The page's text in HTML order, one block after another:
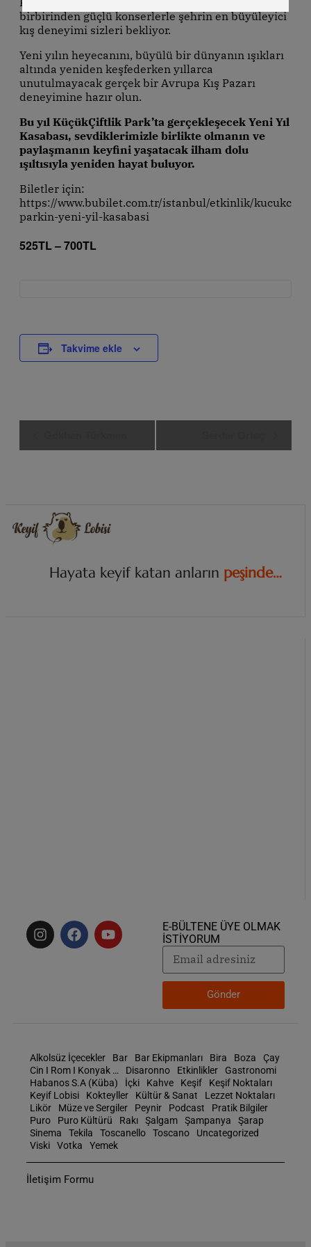
birbirinden güçlü konserlerle şehrin en büyüleyici
kış deneyimi sizleri bekliyor.
Yeni yılın heyecanını, büyülü bir dünyanın ışıkları
altında yeniden keşfederken yıllarca
unutulmayacak gerçek bir Avrupa Kış Pazarı
deneyimine hazır olun.
Bu yıl KüçükÇiftlik Park’ta gerçekleşecek Yeni Yıl
Kasabası, sevdiklerimizle birlikte olmanın ve
paylaşmanın keyfini yaşatacak ilham dolu
ışıltısıyla yeniden hayat buluyor.
Biletler için:
https://www.bubilet.com.tr/istanbul/etkinlik/
parkin-yeni-yil-kasabasi
525TL – 700TL
Takvime ekle
Hayata keyif katan anların peşinde…
E-BÜLTENE ÜYE OLMAK
İSTİYORUM
Gönder
Alkolsüz İçecekler Bar Bar Ekipmanları Bira Boza
Çay
Cin I Rom I Konyak …
Disaronno Etkinlikler
Gastronomi
Habanos S.A (Küba)
İçki Kahve Keşif
Keşif Noktaları
Keyif Lobisi
Kokteyller Kültür & Sanat
Lezzet Noktaları
Likör
Müze ve Sergiler Peynir Podcast
Pratik Bilgiler
Puro
Puro Kültürü Rakı Şalgam Şampanya
Şarap
Sinema
Tekila Toscanello Toscano
Uncategorized
Viski
Votka Yemek
İletişim Formu